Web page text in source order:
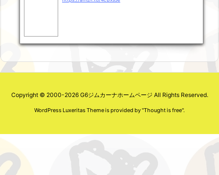
Copyright © 2000-2026 G6ジムカーナホームページ All Rights Reserved.
WordPress Luxeritas Theme is provided by "Thought is free".